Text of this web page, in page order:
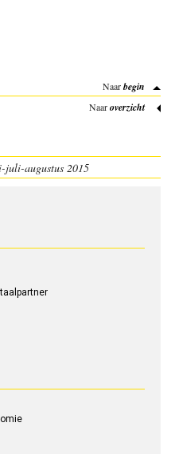
Naarbegin
Naaroverzicht
juli-augustus 2015